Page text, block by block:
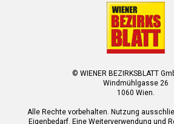
© WIENER BEZIRKSBLATT
Windmühlgasse 26
1060 Wien.
Alle Rechte vorbehalten. Nutzung
Eigenbedarf. Eine Weiterverwendung und